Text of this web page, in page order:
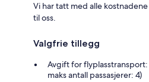
Vi har tatt med alle
til oss.
Valgfrie tillegg
Avgift for
maks antall passasjerer: 4)